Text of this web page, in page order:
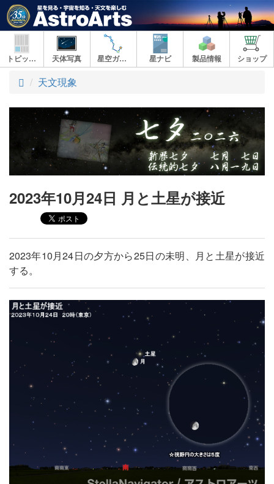
トピックス 天体写真 星空ガイド 星ナビ 製品情報 ショップ
ト
プ
天文現象
2023年10月24日 月と土星が接近
2023年10月24日の夕方から25日の未明、月と土星が接近
する。